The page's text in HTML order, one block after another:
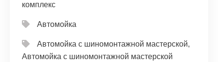
комплекс
Автомойка
Автомойка с шиномонтажной мастерской,
Автомойка с шиномонтажной мастерской